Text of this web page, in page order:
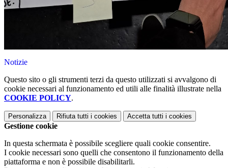
Notizie
Questo sito o gli strumenti terzi da questo utilizzati si avvalgono di
cookie necessari al funzionamento ed utili alle finalità illustrate nella
COOKIE POLICY.
Personalizza Rifiuta tutti i cookies Accetta tutti i cookies
Gestione cookie
In questa schermata è possibile scegliere quali cookie consentire.
I cookie necessari sono quelli che consentono il funzionamento della
piattaforma e non è possibile disabilitarli.